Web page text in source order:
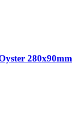
280x90mm